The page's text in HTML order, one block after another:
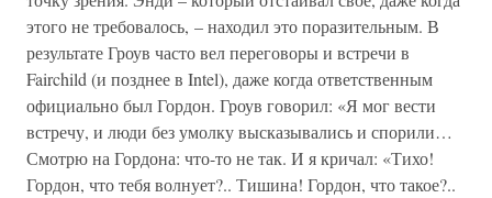
этого не требовалось, – находил это поразительным. В
результате Гроув часто вел переговоры и встречи в
Fairchild (и позднее в Intel), даже когда ответственным
официально был Гордон. Гроув говорил: «Я мог вести
встречу, и люди без умолку высказывались и спорили…
Смотрю на Гордона: что-то не так. И я кричал: «Тихо!
Гордон, что тебя волнует?.. Тишина! Гордон, что такое?..